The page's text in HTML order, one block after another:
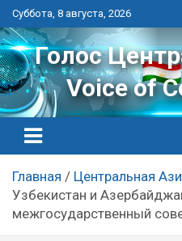
Перейти
к
контенту
Суббота, 8 августа, 2026
Голос
Voice of
Главная
Центральная
Узбекистан и
межгосударственный